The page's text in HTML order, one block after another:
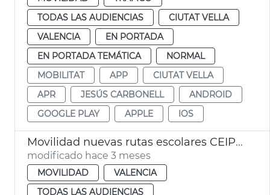
TODAS LAS AUDIENCIAS
CIUTAT VELLA
VALENCIA
EN PORTADA
EN PORTADA TEMÁTICA
NORMAL
MOBILITAT
APP
CIUTAT VELLA
APR
JESÚS CARBONELL
ANDROID
GOOGLE PLAY
APPLE IOS
Movilidad nuevas rutas escolares CEIP Manuel González Martí de Benifaraig
modificado hace 3 meses
MOVILIDAD
VALENCIA
TODAS LAS AUDIENCIAS